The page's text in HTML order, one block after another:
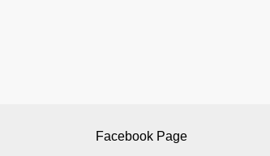
Facebook Page